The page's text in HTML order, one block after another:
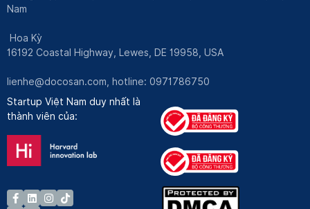
Nam
Hoa Kỳ
16192 Coastal Highway, Lewes, DE 19958, USA
lienhe@docosan.com , hotline: 0971786750
Startup Việt Nam duy nhất là
thành viên của: